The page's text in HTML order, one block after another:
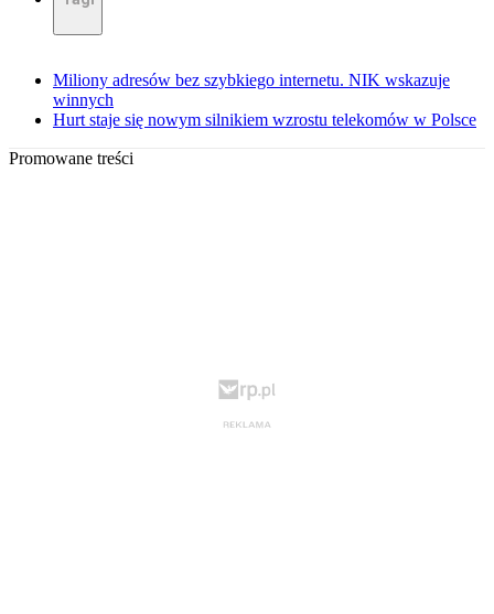
Miliony adresów bez szybkiego internetu. NIK wskazuje
winnych
Hurt staje się nowym silnikiem wzrostu telekomów w Polsce
Promowane treści